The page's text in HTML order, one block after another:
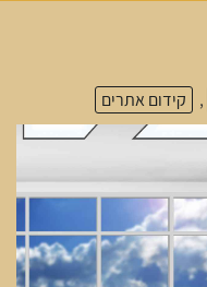
, קידום אתרים